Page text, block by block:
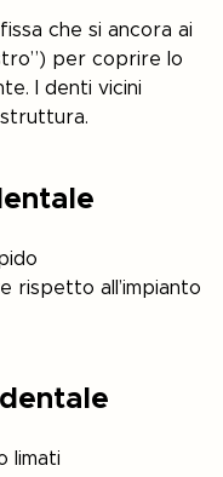
che si ancora ai
per coprire lo
I denti vicini
rispetto all’impianto
limati